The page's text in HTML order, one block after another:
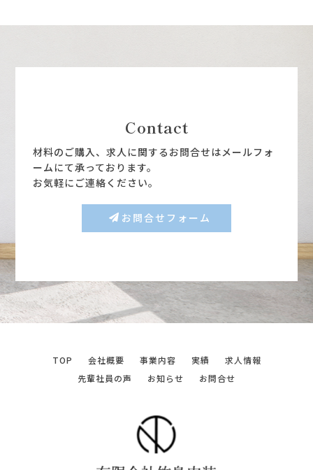
Contact
材料のご購入、求人に関するお問合せはメールフォ
ームにて承っております。
お気軽にご連絡ください。
お問合せフォーム
TOP 会社概要 事業内容 実績
求人情報
先輩社員の声
お知らせ お問合せ